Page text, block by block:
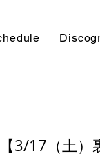
3/17（土